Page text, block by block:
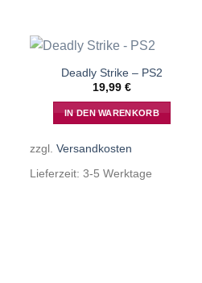
Deadly Strike – PS2
19,99 €
IN DEN WARENKORB
zzgl. Versandkosten
Lieferzeit: 3-5 Werktage